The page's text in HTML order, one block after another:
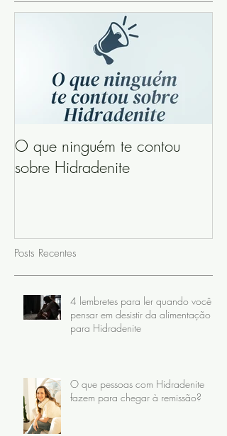
O que ninguém te contou
sobre Hidradenite
Posts Recentes
4 lembretes para ler quando você
pensar em desistir da alimentação
para Hidradenite
O que pessoas com Hidradenite
fazem para chegar à remissão?